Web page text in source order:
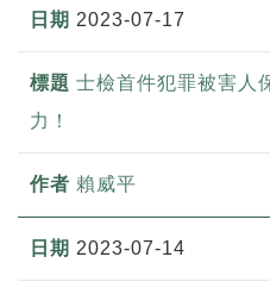
2023-07-17
士檢首件犯罪被害
力！
賴威平
2023-07-14